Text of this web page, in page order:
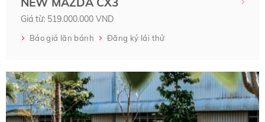
Giá từ: 519.000.000 VND
Báo giá lăn bánh Đăng ký lái thử